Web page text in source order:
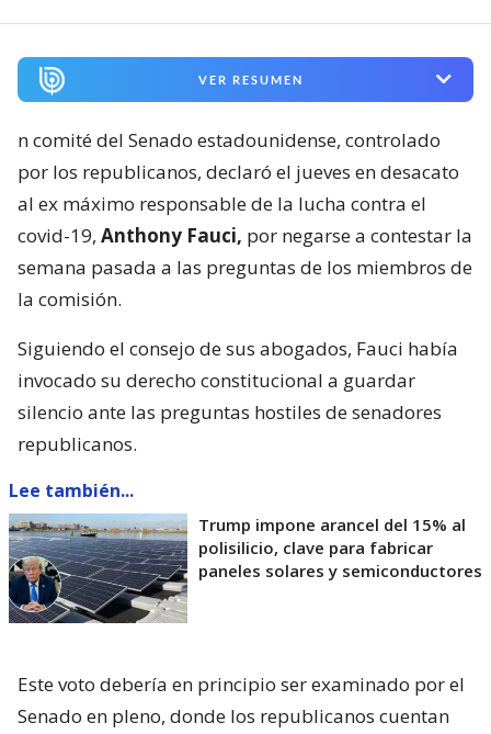
VER RESUMEN
n comité del Senado estadounidense, controlado
por los republicanos, declaró el jueves en desacato
al ex máximo responsable de la lucha contra el
covid-19, Anthony Fauci, por negarse a contestar la
semana pasada a las preguntas de los miembros de
la comisión.
Siguiendo el consejo de sus abogados, Fauci había
invocado su derecho constitucional a guardar
silencio ante las preguntas hostiles de senadores
republicanos.
Lee también...
Trump impone arancel del 15% al
polisilicio, clave para fabricar
paneles solares y semiconductores
Este voto debería en principio ser examinado por el
Senado en pleno, donde los republicanos cuentan